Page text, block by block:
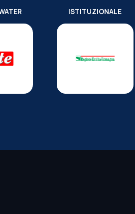
ISTITUZIONALE